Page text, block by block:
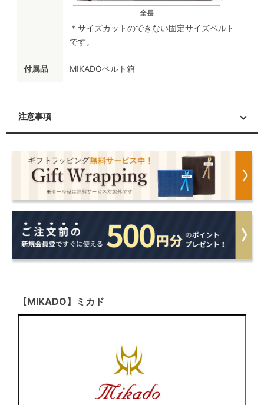
＊サイズカットのできない固定サイズベルト
です。
付属品 MIKADOベルト箱
注意事項
【MIKADO】ミカド